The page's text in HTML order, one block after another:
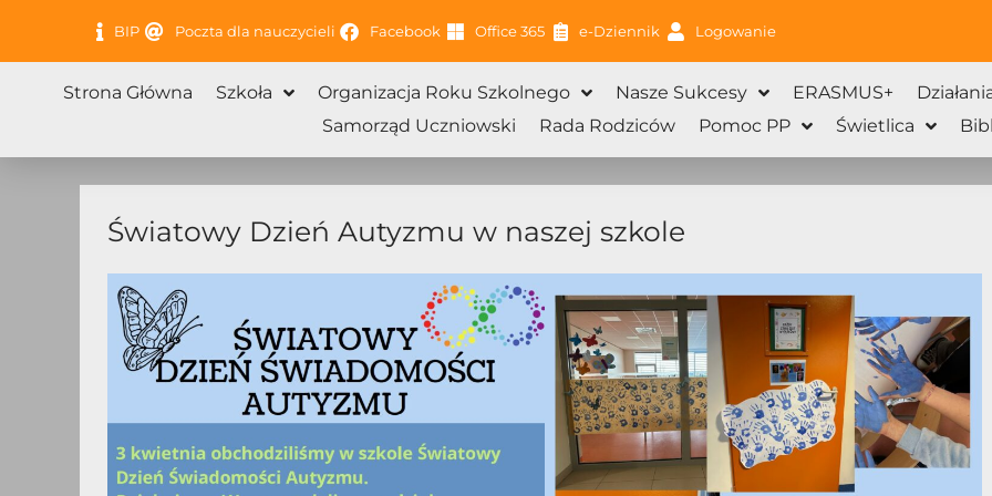
BIP Poczta dla nauczycieli Facebook Office 365 e-Dziennik Logowanie
Strona Główna Szkoła Organizacja Roku Szkolnego Nasze Sukcesy ERASMUS+
Samorząd Uczniowski
Rada Rodziców Pomoc PP Świetlica
Światowy Dzień Autyzmu w naszej szkole